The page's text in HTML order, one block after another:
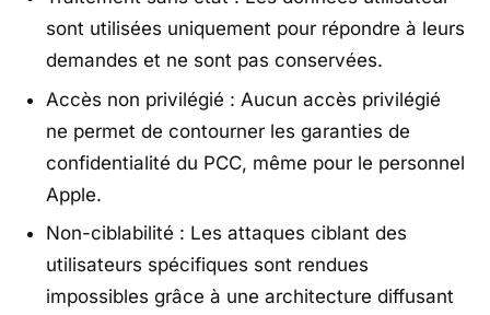
sont utilisées uniquement pour répondre à leurs
demandes et ne sont pas conservées.
Accès non privilégié : Aucun accès privilégié
ne permet de contourner les garanties de
confidentialité du PCC, même pour le personnel
Apple.
Non-ciblabilité : Les attaques ciblant des
utilisateurs spécifiques sont rendues
impossibles grâce à une architecture diffusant